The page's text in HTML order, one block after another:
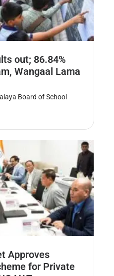
out; 86.84%
Wangaal Lama
Board of School
Approves
for Private